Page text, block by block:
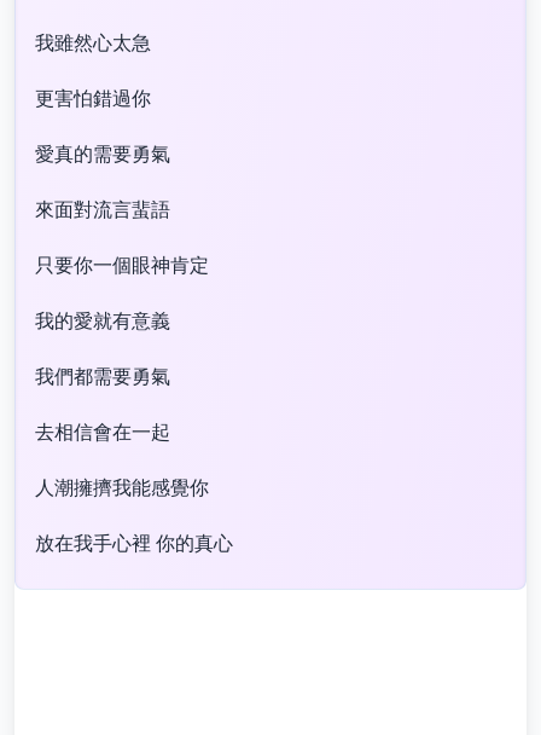
我雖然心太急
更害怕錯過你
愛真的需要勇氣
來面對流言蜚語
只要你一個眼神肯定
我的愛就有意義
我們都需要勇氣
去相信會在一起
人潮擁擠我能感覺你
放在我手心裡 你的真心